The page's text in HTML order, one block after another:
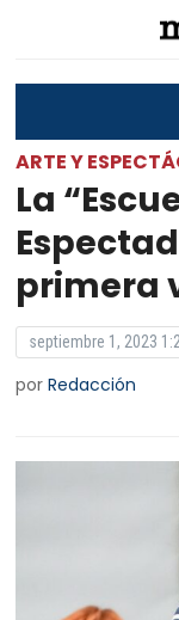
ARTE Y
La
primera
septiembre 1, 2023
porRedacción